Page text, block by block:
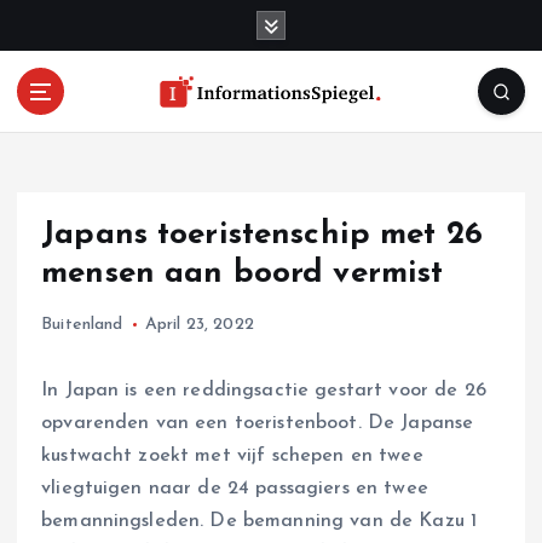
Japans toeristenschip met 26
mensen aan boord vermist
Buitenland April 23, 2022
In Japan is een reddingsactie gestart voor de 26
opvarenden van een toeristenboot. De Japanse
kustwacht zoekt met vijf schepen en twee
vliegtuigen naar de 24 passagiers en twee
bemanningsleden. De bemanning van de Kazu 1